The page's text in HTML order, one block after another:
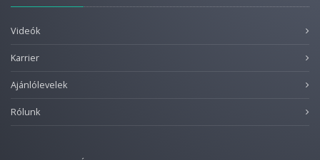
Videók
Karrier
Ajánlólevelek
Rólunk